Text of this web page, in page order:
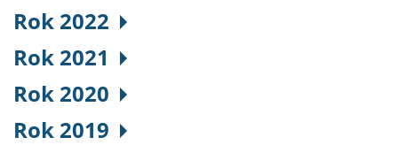
Rok 2022
Rok 2021
Rok 2020
Rok 2019